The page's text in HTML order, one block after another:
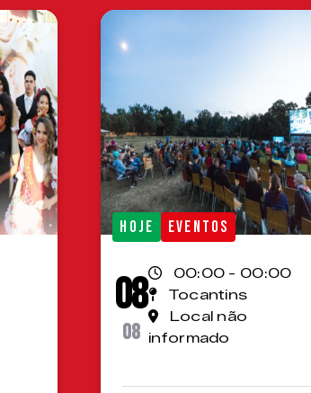
HOJE EVENTOS
08
08
00:00 - 00:00
Tocantins
Local não
informado